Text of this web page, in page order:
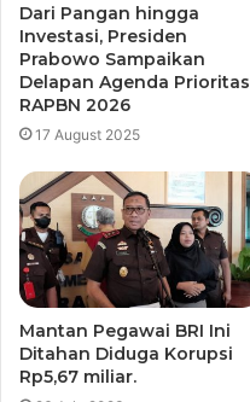
Dari Pangan hingga
Investasi, Presiden
Prabowo Sampaikan
Delapan Agenda Prioritas
RAPBN 2026
17 August 2025
Mantan Pegawai BRI Ini
Ditahan Diduga Korupsi
Rp5,67 miliar.